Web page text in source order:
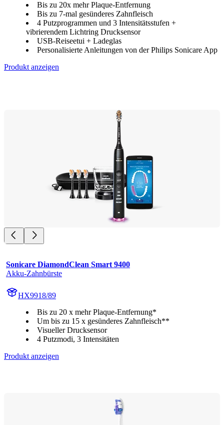
Bis zu 20x mehr Plaque-Entfernung
Bis zu 7-mal gesünderes Zahnfleisch
4 Putzprogrammen und 3 Intensitätsstufen +
vibrierendem Lichtring Drucksensor
USB-Reiseetui + Ladeglas
Personalisierte Anleitungen von der Philips Sonicare App
Produkt anzeigen
Sonicare DiamondClean Smart 9400
Akku-Zahnbürste
HX9918/89
Bis zu 20 x mehr Plaque-Entfernung*
Um bis zu 15 x gesünderes Zahnfleisch**
Visueller Drucksensor
4 Putzmodi, 3 Intensitäten
Produkt anzeigen